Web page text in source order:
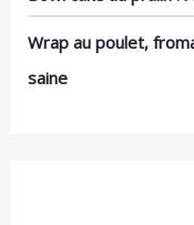
Wrap au poulet,
saine